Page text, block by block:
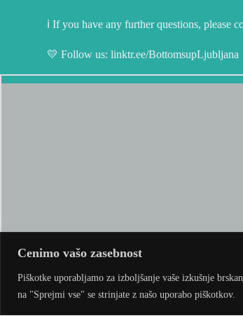
Cenimo vašo zasebnost
Piškotke uporabljamo za izboljšanje vaše izkušnje
na "Sprejmi vse" se strinjate z našo uporabo piškotkov.
ℹ️ If you have any further questions, please
💛 Follow us: linktr.ee/BottomsupLjubljana